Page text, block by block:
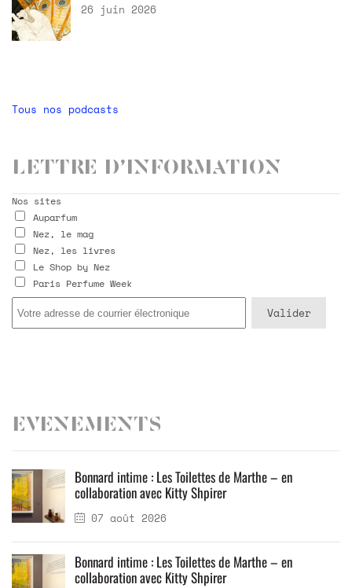
26 juin 2026
Tous nos podcasts
Lettre d’information
Nos sites
Auparfum
Nez, le mag
Nez, les livres
Le Shop by Nez
Paris Perfume Week
Evenements
07 août 2026
Bonnard intime : Les Toilettes de Marthe – en
collaboration avec Kitty Shpirer
Bonnard intime : Les Toilettes de Marthe – en
collaboration avec Kitty Shpirer